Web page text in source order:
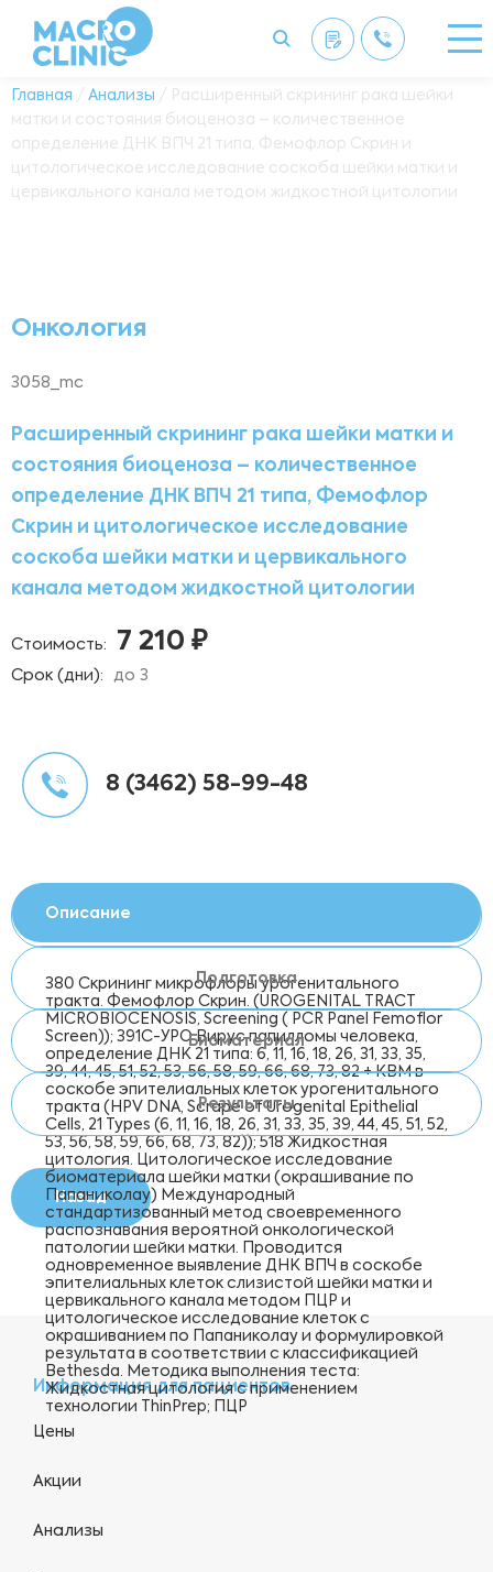
Главная / Анализы / Расширенный скрининг рака шейки
матки и состояния биоценоза – количественное
определение ДНК ВПЧ 21 типа, Фемофлор Скрин и
цитологическое исследование соскоба шейки матки и
цервикального канала методом жидкостной цитологии
Онкология
3058_mc
Расширенный скрининг рака шейки матки и
состояния биоценоза – количественное
определение ДНК ВПЧ 21 типа, Фемофлор
Скрин и цитологическое исследование
соскоба шейки матки и цервикального
канала методом жидкостной цитологии
Стоимость: 7 210 ₽
Срок (дни): до 3
8 (3462) 58-99-48
Описание
380 Скрининг микрофлоры урогенитального
тракта. Фемофлор Скрин. (UROGENITAL TRACT
MICROBIOCENOSIS, Screening ( PCR Panel Femoflor
Screen)); 391С-УРО Вирус папилломы человека,
oпределение ДНК 21 типа: 6, 11, 16, 18, 26, 31, 33, 35,
39, 44, 45, 51, 52, 53, 56, 58, 59, 66, 68, 73, 82 + КВМ в
соскобе эпителиальных клеток урогенитального
тракта (HPV DNA, Scrape of Urogenital Epithelial
Cells, 21 Types (6, 11, 16, 18, 26, 31, 33, 35, 39, 44, 45, 51, 52,
53, 56, 58, 59, 66, 68, 73, 82)); 518 Жидкостная
цитология. Цитологическое исследование
биоматериала шейки матки (окрашивание по
Папаниколау) Международный
стандартизованный метод своевременного
распознавания вероятной онкологической
патологии шейки матки. Проводится
одновременное выявление ДНК ВПЧ в соскобе
эпителиальных клеток слизистой шейки матки и
цервикального канала методом ПЦР и
цитологическое исследование клеток с
окрашиванием по Папаниколау и формулировкой
результата в соответствии с классификацией
Bethesda. Методика выполнения теста:
Жидкостная цитология с применением
технологии ThinPrep; ПЦР
Подготовка
Биоматериал
Результаты
Назад
Информация для пациентов
Цены
Акции
Анализы